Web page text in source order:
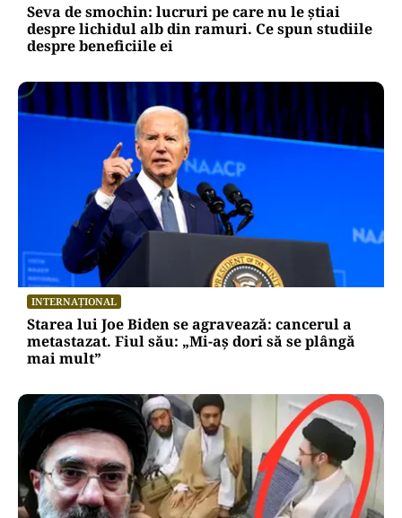
Seva de smochin: lucruri pe care nu le știai
despre lichidul alb din ramuri. Ce spun studiile
despre beneficiile ei
INTERNAȚIONAL
Starea lui Joe Biden se agravează: cancerul a
metastazat. Fiul său: „Mi-aș dori să se plângă
mai mult”